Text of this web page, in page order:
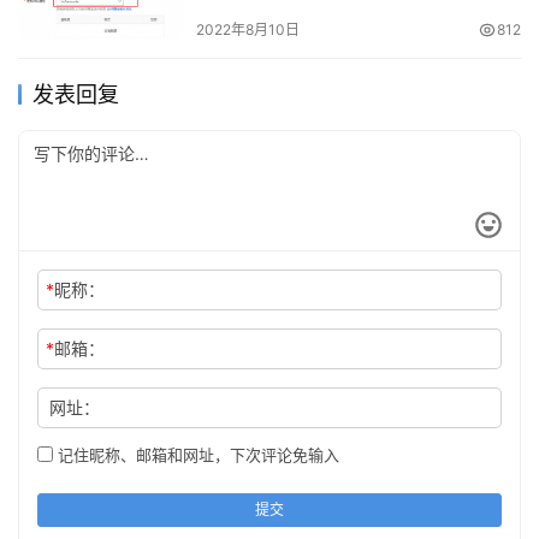
2022年8月10日 812
发表回复
*昵称：
*邮箱：
网址：
记住昵称、邮箱和网址，下次评论免输入
提交